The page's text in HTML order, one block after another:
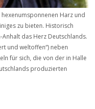
Harz und
zu bieten. Historisch
das Herz Deutschlands.
und weltoffen“) neben
für sich, die von der in Halle
produzierten